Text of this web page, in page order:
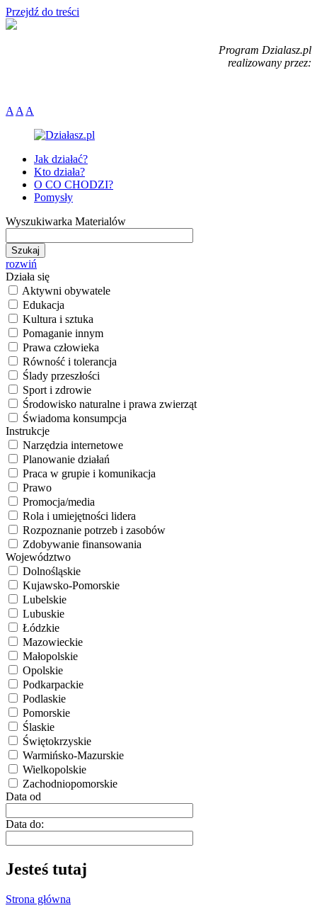
Przejdź do treści
Program Dzialasz.pl
realizowany przez:
A A A
Jak działać?
Kto działa?
O CO CHODZI?
Pomysły
Wyszukiwarka Materialów
rozwiń
Działa się
Aktywni obywatele
Edukacja
Kultura i sztuka
Pomaganie innym
Prawa człowieka
Równość i tolerancja
Ślady przeszłości
Sport i zdrowie
Środowisko naturalne i prawa zwierząt
Świadoma konsumpcja
Instrukcje
Narzędzia internetowe
Planowanie działań
Praca w grupie i komunikacja
Prawo
Promocja/media
Rola i umiejętności lidera
Rozpoznanie potrzeb i zasobów
Zdobywanie finansowania
Województwo
Dolnośląskie
Kujawsko-Pomorskie
Lubelskie
Lubuskie
Łódzkie
Mazowieckie
Małopolskie
Opolskie
Podkarpackie
Podlaskie
Pomorskie
Ślaskie
Świętokrzyskie
Warmińsko-Mazurskie
Wielkopolskie
Zachodniopomorskie
Data od
Data do:
Jesteś tutaj
Strona główna